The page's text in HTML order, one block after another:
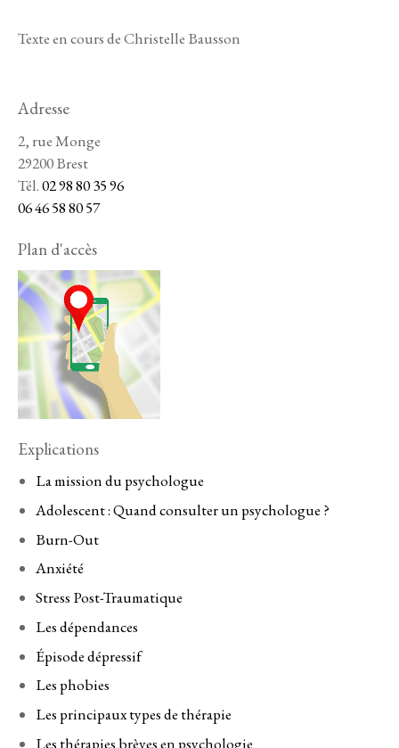
Texte en cours de Christelle Bausson
Adresse
2, rue Monge
29200 Brest
Tél.02 98 80 35 96
06 46 58 80 57
Plan d'accès
Explications
La mission du psychologue
Adolescent : Quand consulter un psychologue ?
Burn-Out
Anxiété
Stress Post-Traumatique
Les dépendances
Épisode dépressif
Les phobies
Les principaux types de thérapie
Les thérapies brèves en psychologie